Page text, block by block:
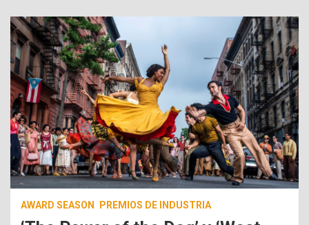
AWARD SEASON PREMIOS DE INDUSTRIA